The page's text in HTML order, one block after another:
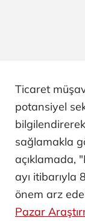
Ticaret
potansiyel
sağlamakla
açıklamada,
ayı itibarıyla
önem arz
Pazar